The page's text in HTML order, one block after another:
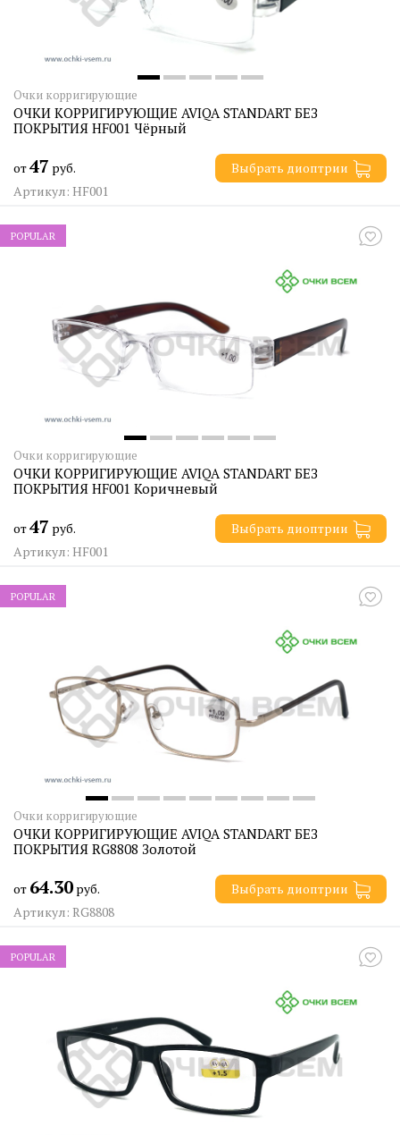
Очки корригирующие
ОЧКИ КОРРИГИРУЮЩИЕ AVIQA STANDART БЕЗ
ПОКРЫТИЯ HF001 Чёрный
от47 руб.
Выбрать диоптрии
Артикул: HF001
POPULAR
Очки корригирующие
ОЧКИ КОРРИГИРУЮЩИЕ AVIQA STANDART БЕЗ
ПОКРЫТИЯ HF001 Коричневый
от47 руб.
Выбрать диоптрии
Артикул: HF001
POPULAR
Очки корригирующие
ОЧКИ КОРРИГИРУЮЩИЕ AVIQA STANDART БЕЗ
ПОКРЫТИЯ RG8808 Золотой
от 64.30 руб.
Выбрать диоптрии
Артикул: RG8808
POPULAR